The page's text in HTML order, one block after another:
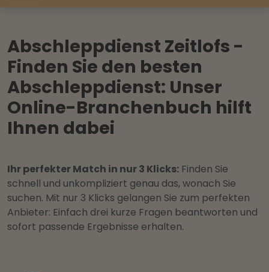
Abschleppdienst Zeitlofs -
Finden Sie den besten
Abschleppdienst: Unser
Online-Branchenbuch hilft
Ihnen dabei
Ihr perfekter Match in nur 3 Klicks: Finden Sie
schnell und unkompliziert genau das, wonach Sie
suchen. Mit nur 3 Klicks gelangen Sie zum perfekten
Anbieter: Einfach drei kurze Fragen beantworten und
sofort passende Ergebnisse erhalten.